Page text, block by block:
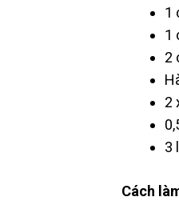
1
1
2
2
3
Cách